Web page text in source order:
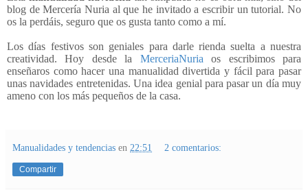
blog de Mercería Nuria al que he invitado a escribir un tutorial. No
os la perdáis, seguro que os gusta tanto como a mí.
Los días festivos son geniales para darle rienda suelta a nuestra
creatividad. Hoy desde la MerceriaNuria os escribimos para
enseñaros como hacer una manualidad divertida y fácil para pasar
unas navidades entretenidas. Una idea genial para pasar un día muy
ameno con los más pequeños de la casa.
Manualidades y tendencias en 22:51 2 comentarios:
Compartir